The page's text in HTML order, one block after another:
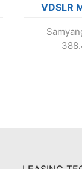
VDSLR